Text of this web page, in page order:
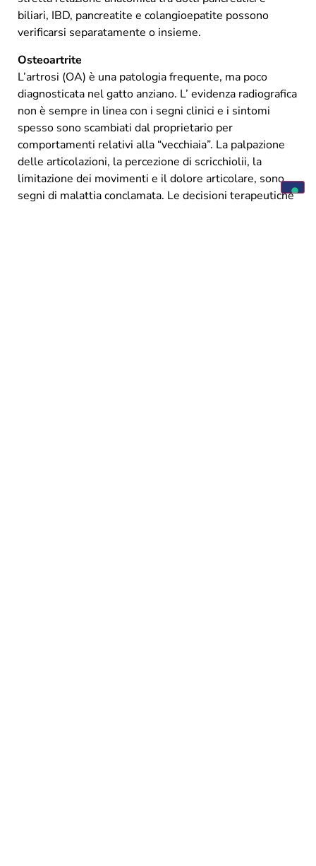
biliari, IBD, pancreatite e colangioepatite possono
verificarsi separatamente o insieme.
Osteoartrite
L’artrosi (OA) è una patologia frequente, ma poco
diagnosticata nel gatto anziano. L’ evidenza radiografica
non è sempre in linea con i segni clinici e i sintomi
spesso sono scambiati dal proprietario per
comportamenti relativi alla “vecchiaia”. La palpazione
delle articolazioni, la percezione di scricchiolii, la
limitazione dei movimenti e il dolore articolare, sono
segni di malattia conclamata. Le decisioni terapeutiche